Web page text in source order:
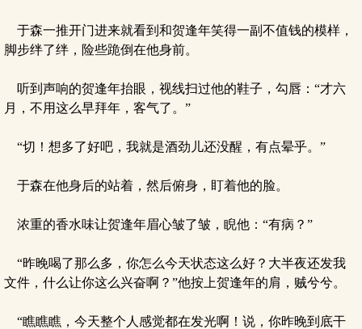
于森一推开门进来就看到和贺逢年笑得一副不值钱的模样，
脚步绊了绊，险些跪倒在他身前。
听到声响的贺逢年抬眼，视线扫过他的鞋子，勾唇：“才六
月，不用这么早拜年，客气了。”
“切！想多了好吧，我就是酒劲儿还没醒，有点晕乎。”
于森在他身后的站着，然后俯身，盯着他的脸。
浓重的香水味让贺逢年眉心皱了皱，睨他：“有病？”
“昨晚喝了那么多，你怎么今天状态这么好？大半夜还发我
文件，什么让你这么兴奋啊？”他按上贺逢年的肩，贼兮兮。
“瞧瞧瞧，今天整个人感觉都在发光啊！说，你昨晚到底干